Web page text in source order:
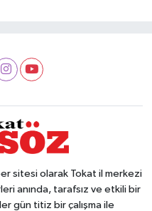
sitesi olarak Tokat il merkezi
anında, tarafsız ve etkili bir
gün titiz bir çalışma ile